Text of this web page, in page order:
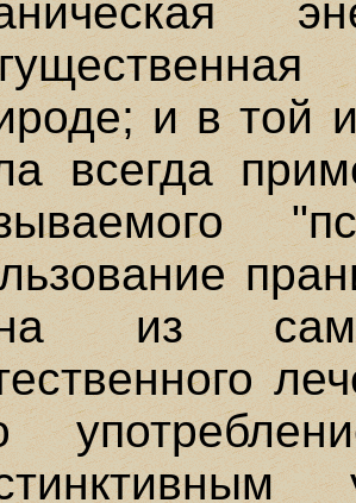
и в той
всегда
из